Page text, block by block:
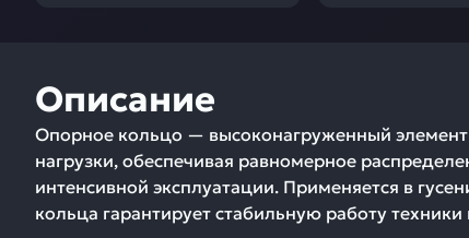
Описание
Опорное кольцо — высоконагруженный элемент
нагрузки, обеспечивая равномерное
интенсивной эксплуатации. Применяется в
кольца гарантирует стабильную работу